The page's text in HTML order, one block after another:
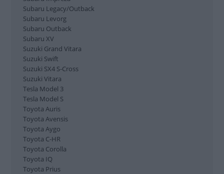
Renault Talisman
Renault Zoe
Seat Arona
Seat Ateca
Seat Ibiza
Seat Leon
Skoda Fabia
Skoda Kamiq
Skoda Kodiaq
Skoda Octavia
Skoda Rapid
Skoda Superb
Skoda Yeti
Subaru Forester
Subaru Impreza
Subaru Legacy/Outback
Subaru Legacy/Outback
Subaru Levorg
Subaru Outback
Subaru XV
Suzuki Grand Vitara
Suzuki Swift
Suzuki SX4 S-Cross
Suzuki Vitara
Tesla Model 3
Tesla Model S
Toyota Auris
Toyota Avensis
Toyota Aygo
Toyota C-HR
Toyota Corolla
Toyota IQ
Toyota Prius